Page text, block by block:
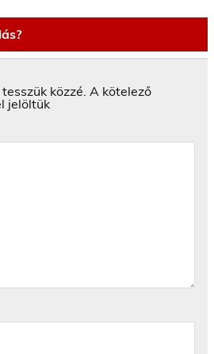
közzé. A kötelező
jelöltük